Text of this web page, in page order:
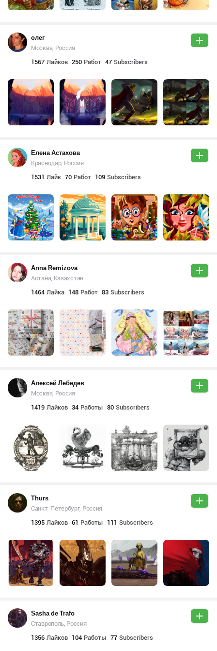
олег
Москва, Россия
1567 Лайков 250 Работ 47 Subscribers
Елена Астахова
Краснодар, Россия
1531 Лайк 70 Работ 109 Subscribers
Anna Remizova
Астана, Казахстан
1464 Лайка 148 Работ 83 Subscribers
Алексей Лебедев
Москва, Россия
1419 Лайков 34 Работы 80 Subscribers
Thurs
Санкт-Петербург, Россия
1395 Лайков 61 Работы 111 Subscribers
Sasha de Trafo
Ставрополь, Россия
1356 Лайков 104 Работы 77 Subscribers